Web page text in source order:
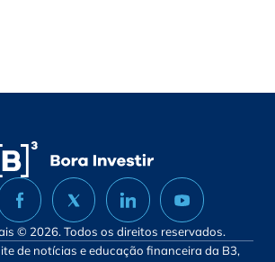
© 2026. Todos os direitos reservados.
de notícias e educação financeira da B3,